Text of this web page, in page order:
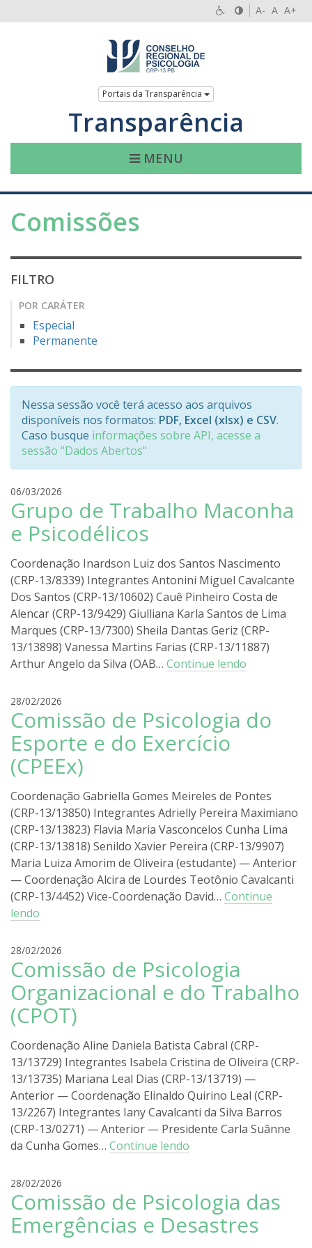
A- A A+
Portais da Transparência
Transparência
MENU
Comissões
FILTRO
POR CARÁTER
Especial
Permanente
Nessa sessão você terá acesso aos arquivos
disponíveis nos formatos: PDF, Excel (xlsx) e CSV.
Caso busque informações sobre API, acesse a
sessão "Dados Abertos"
06/03/2026
o
d
r
g
o
l
i
r
a
Grupo de Trabalho Maconha
e Psicodélicos
Coordenação Inardson Luiz dos Santos Nascimento
(CRP-13/8339) Integrantes Antonini Miguel Cavalcante
Dos Santos (CRP-13/10602) Cauê Pinheiro Costa de
Alencar (CRP-13/9429) Giulliana Karla Santos de Lima
Marques (CRP-13/7300) Sheila Dantas Geriz (CRP-
13/13898) Vanessa Martins Farias (CRP-13/11887)
Arthur Angelo da Silva (OAB… Continue lendo
28/02/2026
o
d
r
i
g
o
l
i
r
a
Comissão de Psicologia do
Esporte e do Exercício
(CPEEx)
Coordenação Gabriella Gomes Meireles de Pontes
(CRP-13/13850) Integrantes Adrielly Pereira Maximiano
(CRP-13/13823) Flavia Maria Vasconcelos Cunha Lima
(CRP-13/13818) Senildo Xavier Pereira (CRP-13/9907)
Maria Luiza Amorim de Oliveira (estudante) — Anterior
— Coordenação Alcira de Lourdes Teotônio Cavalcanti
(CRP-13/4452) Vice-Coordenação David… Continue
lendo
28/02/2026
o
d
r
i
g
o
l
r
a
Comissão de Psicologia
Organizacional e do Trabalho
(CPOT)
Coordenação Aline Daniela Batista Cabral (CRP-
13/13729) Integrantes Isabela Cristina de Oliveira (CRP-
13/13735) Mariana Leal Dias (CRP-13/13719) —
Anterior — Coordenação Elinaldo Quirino Leal (CRP-
13/2267) Integrantes Iany Cavalcanti da Silva Barros
(CRP-13/0271) — Anterior — Presidente Carla Suânne
da Cunha Gomes… Continue lendo
28/02/2026
o
d
r
Comissão de Psicologia das
Emergências e Desastres